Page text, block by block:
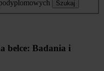
Szukaj
belce: Badania i